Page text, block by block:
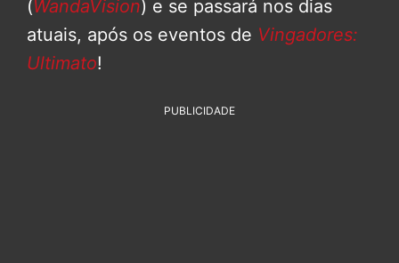
(WandaVision) e se passará nos dias
atuais, após os eventos de Vingadores:
Ultimato!
PUBLICIDADE